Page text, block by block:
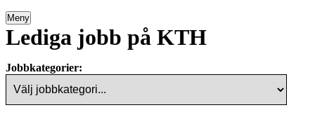
Meny
Lediga jobb på KTH
Jobbkategorier: